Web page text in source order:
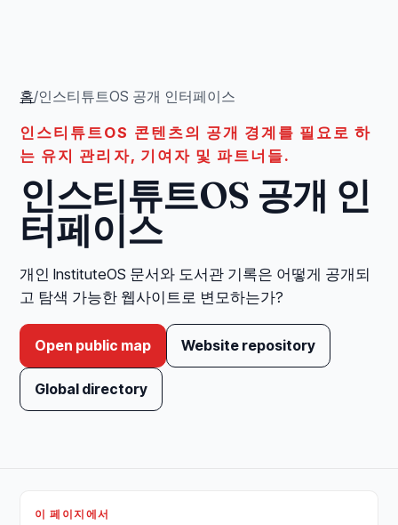
홈/인스티튜트OS 공개 인터페이스
인스티튜트OS 콘텐츠의 공개 경계를 필요로 하
는 유지 관리자, 기여자 및 파트너들.
인스티튜트OS 공개 인
터페이스
개인 InstituteOS 문서와 도서관 기록은 어떻게 공개되
고 탐색 가능한 웹사이트로 변모하는가?
Open public map Website repository
Global directory
이 페이지에서